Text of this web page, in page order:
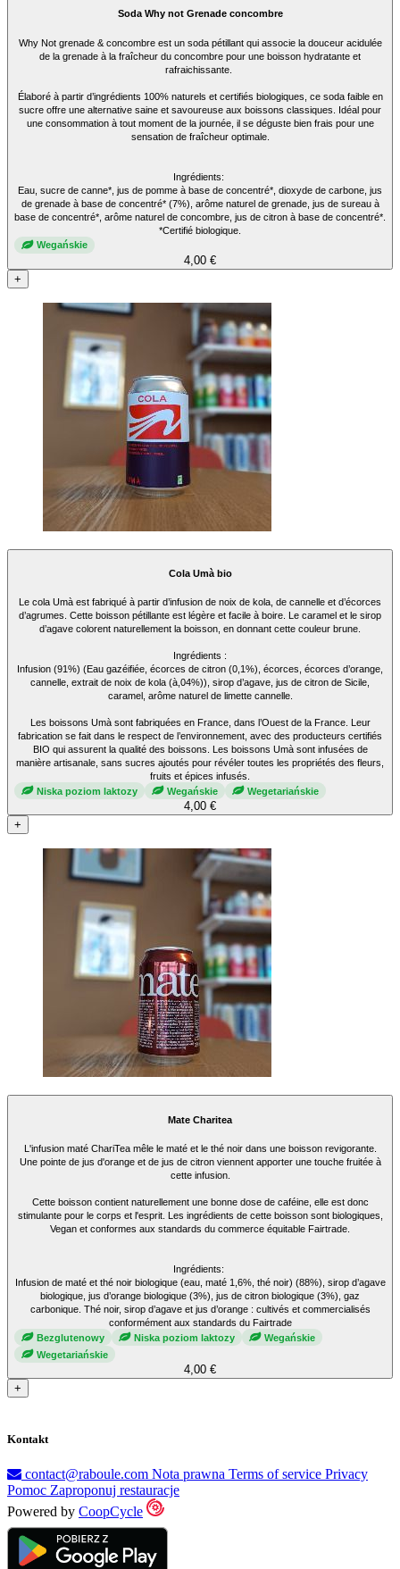
Soda Why not Grenade concombre
Why Not grenade & concombre est un soda pétillant qui associe la douceur acidulée
de la grenade à la fraîcheur du concombre pour une boisson hydratante et
rafraichissante.
Élaboré à partir d’ingrédients 100% naturels et certifiés biologiques, ce soda faible en
sucre offre une alternative saine et savoureuse aux boissons classiques. Idéal pour
une consommation à tout moment de la journée, il se déguste bien frais pour une
sensation de fraîcheur optimale.
Ingrédients:
Eau, sucre de canne*, jus de pomme à base de concentré*, dioxyde de carbone, jus
de grenade à base de concentré* (7%), arôme naturel de grenade, jus de sureau à
base de concentré*, arôme naturel de concombre, jus de citron à base de concentré*.
*Certifié biologique.
Wegańskie
4,00 €
+
Cola Umà bio
Le cola Umà est fabriqué à partir d’infusion de noix de kola, de cannelle et d’écorces
d’agrumes. Cette boisson pétillante est légère et facile à boire. Le caramel et le sirop
d’agave colorent naturellement la boisson, en donnant cette couleur brune.
Ingrédients :
Infusion (91%) (Eau gazéifiée, écorces de citron (0,1%), écorces, écorces d’orange,
cannelle, extrait de noix de kola (à,04%)), sirop d’agave, jus de citron de Sicile,
caramel, arôme naturel de limette cannelle.
Les boissons Umà sont fabriquées en France, dans l’Ouest de la France. Leur
fabrication se fait dans le respect de l’environnement, avec des producteurs certifiés
BIO qui assurent la qualité des boissons. Les boissons Umà sont infusées de
manière artisanale, sans sucres ajoutés pour révéler toutes les propriétés des fleurs,
fruits et épices infusés.
Niska poziom laktozy
Wegańskie Wegetariańskie
4,00 €
+
Mate Charitea
L'infusion maté ChariTea mêle le maté et le thé noir dans une boisson revigorante.
Une pointe de jus d'orange et de jus de citron viennent apporter une touche fruitée à
cette infusion.
Cette boisson contient naturellement une bonne dose de caféine, elle est donc
stimulante pour le corps et l'esprit. Les ingrédients de cette boisson sont biologiques,
Vegan et conformes aux standards du commerce équitable Fairtrade.
Ingrédients:
Infusion de maté et thé noir biologique (eau, maté 1,6%, thé noir) (88%), sirop d’agave
biologique, jus d’orange biologique (3%), jus de citron biologique (3%), gaz
carbonique. Thé noir, sirop d’agave et jus d’orange : cultivés et commercialisés
conformément aux standards du Fairtrade
Bezglutenowy
Niska poziom laktozy
Wegańskie
Wegetariańskie
4,00 €
+
Kontakt
contact@raboule.com Nota prawna Terms of service Privacy
Pomoc Zaproponuj restauracje
Powered by CoopCycle